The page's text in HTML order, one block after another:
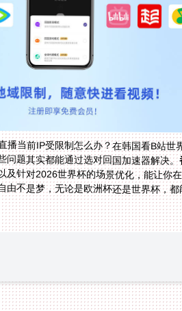
当前IP受限制怎么办？在韩国看B站世
题其实都能通过选对回国加速器解决。